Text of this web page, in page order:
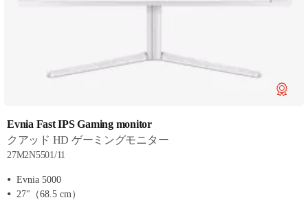
Evnia Fast IPS Gaming monitor
クアッド HD ゲーミングモニター
27M2N5501/11
Evnia 5000
27"（68.5 cm）